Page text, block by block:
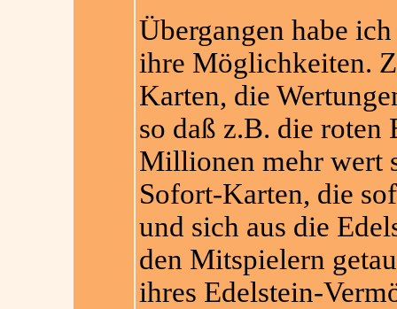
Übergangen habe
ihre Möglichkeiten.
Karten, die
so daß z.B. die roten
Millionen mehr wert
Sofort-Karten, die
und sich aus die
den Mitspielern
ihres Edelstein-